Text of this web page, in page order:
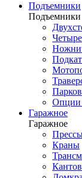
Подъемники
Подъемники
Опции
Гаражное
Гаражное
Краны